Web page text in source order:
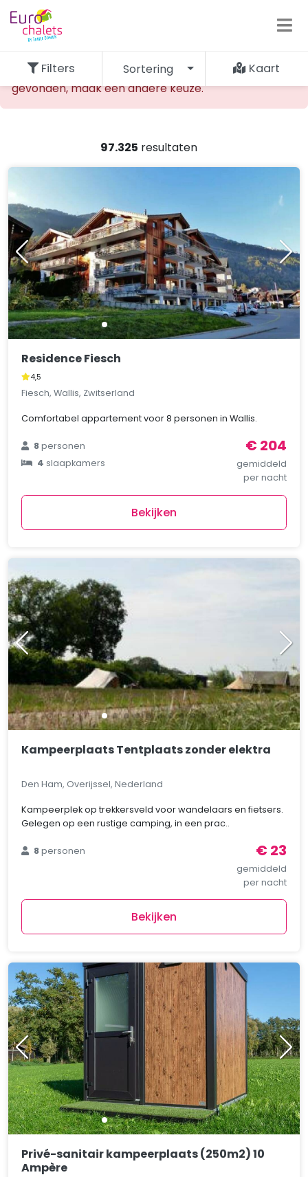
De opgevraagde accommodatie kan niet worden
gevonden, maak een andere keuze.
97.325 resultaten
Filters Sortering Kaart
Residence Fiesch
4,5
Fiesch, Wallis, Zwitserland
Comfortabel appartement voor 8 personen in Wallis.
8personen
4slaapkamers
€ 204
gemiddeld
per nacht
Bekijken
Kampeerplaats Tentplaats zonder elektra
Den Ham, Overijssel, Nederland
Kampeerplek op trekkersveld voor wandelaars en fietsers.
Gelegen op een rustige camping, in een prac..
8personen € 23
gemiddeld
per nacht
Bekijken
Privé-sanitair kampeerplaats (250m2) 10
Ampère